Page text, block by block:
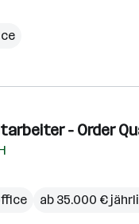
- Order
ab 35.000 €